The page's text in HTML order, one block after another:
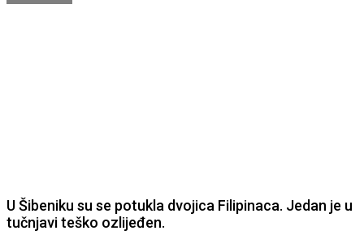
U Šibeniku su se potukla dvojica Filipinaca. Jedan je u
tučnjavi teško ozlijeđen.